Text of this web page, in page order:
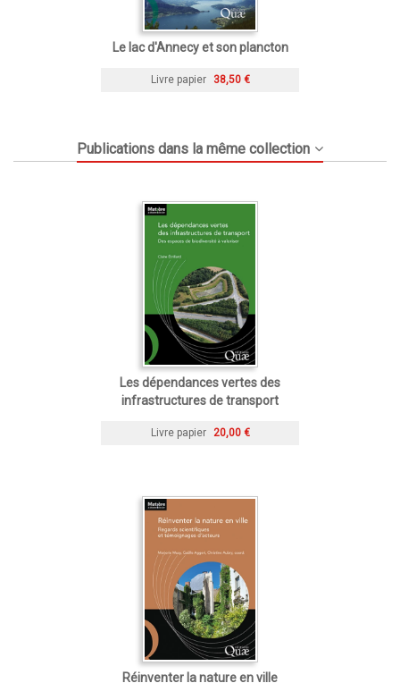
Le lac d'Annecy et son plancton
Livre papier 38,50 €
Publications dans la même collection
Les dépendances vertes des
infrastructures de transport
Livre papier 20,00 €
Réinventer la nature en ville